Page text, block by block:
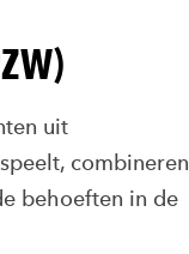
uit
combineren
behoeften in de